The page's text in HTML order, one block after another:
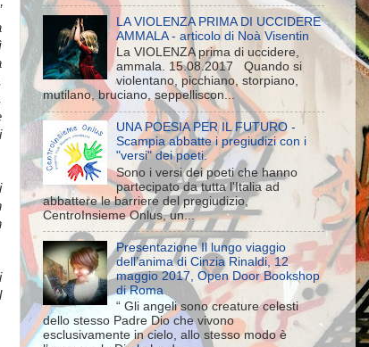
LA VIOLENZA PRIMA DI UCCIDERE
AMMALA - articolo di Noà Visentin
La VIOLENZA prima di uccidere,
ammala. 15.08.2017 Quando si
violentano, picchiano, storpiano,
mutilano, bruciano, seppelliscon...
UNA POESIA PER IL FUTURO -
Scampia abbatte i pregiudizi con i
"versi" dei poeti.
Sono i versi dei poeti che hanno
partecipato da tutta l'Italia ad
abbattere le barriere del pregiudizio,
CentroInsieme Onlus, un...
Presentazione Il lungo viaggio
dell’anima di Cinzia Rinaldi, 12
maggio 2017, Open Door Bookshop
di Roma
“ Gli angeli sono creature celesti
dello stesso Padre Dio che vivono
esclusivamente in cielo, allo stesso modo è